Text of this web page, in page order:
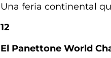
Una feria continental
12
El Panettone World